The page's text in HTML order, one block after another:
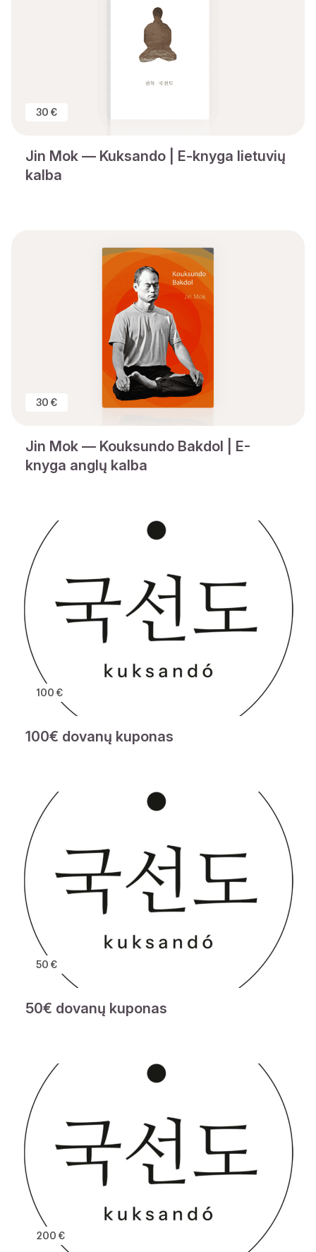
30 €
Jin Mok — Kuksando | E-knyga lietuvių
kalba
30 €
Jin Mok — Kouksundo Bakdol | E-
knyga anglų kalba
100 €
100€ dovanų kuponas
50 €
50€ dovanų kuponas
200 €